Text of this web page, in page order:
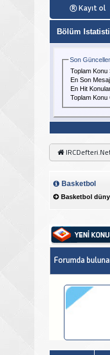
Kayıt ol
Bölüm
Son
Toplam Konu
En Son Mesaj
En Hit
Toplam Konu
Basketbol
Basketbol
Forumda